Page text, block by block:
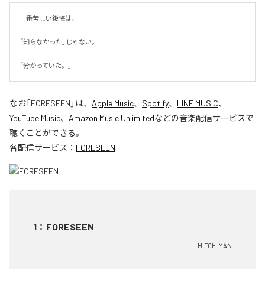
一番苦しい後悔は、
「知らなかった」じゃない。
「分かっていた。」
なお「FORESEEN 」は、 Apple Music、 Spotify、 LINE MUSIC、
YouTube Music、 Amazon Music Unlimitedなどの音楽配信サービスで
聴くことができる。
各配信サービス： FORESEEN
1 ： FORESEEN
MITCH-MAN